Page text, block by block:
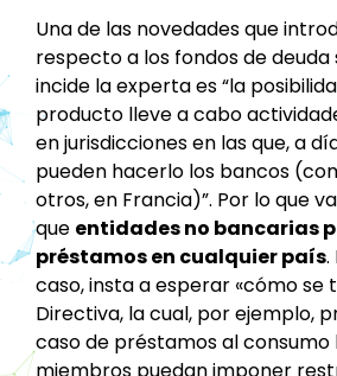
Una de las novedades que
respecto a los fondos de deuda
incide la experta es “la
producto lleve a cabo
en jurisdicciones en las que, a
pueden hacerlo los bancos
otros, en Francia)”. Por lo que
que entidades no bancarias
préstamos en cualquier país.
caso, insta a esperar «cómo se
Directiva, la cual, por ejemplo,
caso de préstamos al consumo